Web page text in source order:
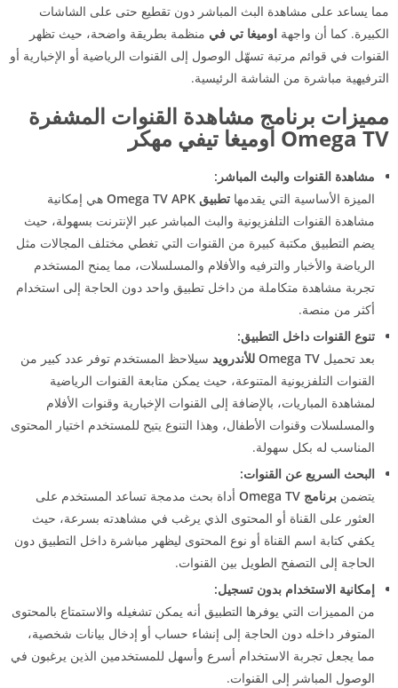
مما يساعد على مشاهدة البث المباشر دون تقطيع حتى على الشاشات
الكبيرة. كما أن واجهة اوميغا تي في منظمة بطريقة واضحة، حيث تظهر
القنوات في قوائم مرتبة تسهّل الوصول إلى القنوات الرياضية أو الإخبارية أو
الترفيهية مباشرة من الشاشة الرئيسية.
مميزات برنامج مشاهدة القنوات المشفرة
Omega TV اوميغا تيفي مهكر
مشاهدة القنوات والبث المباشر:
الميزة الأساسية التي يقدمها تطبيق Omega TV APK
هي إمكانية
مشاهدة القنوات التلفزيونية والبث المباشر عبر الإنترنت بسهولة، حيث
يضم التطبيق مكتبة كبيرة من القنوات التي تغطي مختلف المجالات مثل
الرياضة والأخبار والترفيه والأفلام والمسلسلات، مما يمنح المستخدم
تجربة مشاهدة متكاملة من داخل تطبيق واحد دون الحاجة إلى استخدام
أكثر من منصة.
تنوع القنوات داخل التطبيق:
بعد تحميل Omega TV للأندرويد
سيلاحظ المستخدم توفر عدد كبير من
القنوات التلفزيونية المتنوعة، حيث يمكن متابعة القنوات الرياضية
لمشاهدة المباريات، بالإضافة إلى القنوات الإخبارية وقنوات الأفلام
والمسلسلات وقنوات الأطفال، وهذا التنوع يتيح للمستخدم اختيار المحتوى
المناسب له بكل سهولة.
البحث السريع عن القنوات:
يتضمن برنامج Omega TV
أداة بحث مدمجة تساعد المستخدم على
العثور على القناة أو المحتوى الذي يرغب في مشاهدته بسرعة، حيث
يكفي كتابة اسم القناة أو نوع المحتوى ليظهر مباشرة داخل التطبيق دون
الحاجة إلى التصفح الطويل بين القنوات.
إمكانية الاستخدام بدون تسجيل:
من المميزات التي يوفرها التطبيق أنه يمكن تشغيله والاستمتاع بالمحتوى
المتوفر داخله دون الحاجة إلى إنشاء حساب أو إدخال بيانات شخصية،
مما يجعل تجربة الاستخدام أسرع وأسهل للمستخدمين الذين يرغبون في
الوصول المباشر إلى القنوات.